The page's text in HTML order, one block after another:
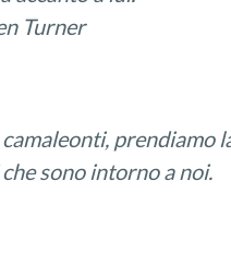
Turner
sono intorno a noi.